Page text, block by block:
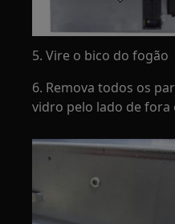
5. Vire o bico do fogão
6. Remova todos os
vidro pelo lado de fora